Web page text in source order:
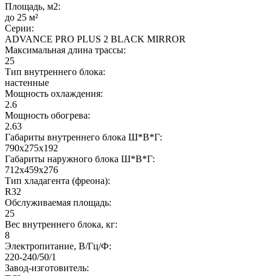
Площадь, м2:
до 25 м²
Серии:
ADVANCE PRO PLUS 2 BLACK MIRROR
Максимальная длина трассы:
25
Тип внутреннего блока:
настенные
Мощность охлаждения:
2.6
Мощность обогрева:
2.63
Габариты внутреннего блока Ш*В*Г:
790x275x192
Габариты наружного блока Ш*В*Г:
712x459x276
Тип хладагента (фреона):
R32
Обслуживаемая площадь:
25
Вес внутреннего блока, кг:
8
Электропитание, В/Гц/Ф:
220-240/50/1
Завод-изготовитель: